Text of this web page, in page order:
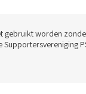
gebruikt worden